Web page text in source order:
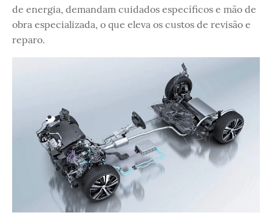
de energia, demandam cuidados específicos e mão de
obra especializada, o que eleva os custos de revisão e
reparo.